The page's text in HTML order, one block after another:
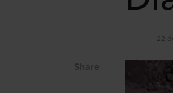
22
Share